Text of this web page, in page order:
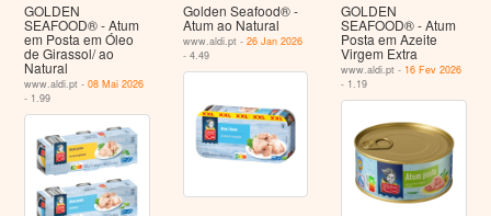
GOLDEN
SEAFOOD® - Atum
em Posta em Óleo
de Girassol/ ao
Natural
www.aldi.pt -08 Mai 2026
- 1.99
Golden Seafood® -
Atum ao Natural
www.aldi.pt - 26 Jan 2026
- 4.49
GOLDEN
SEAFOOD® - Atum
Posta em Azeite
Virgem Extra
www.aldi.pt - 16 Fev 2026
- 1.19